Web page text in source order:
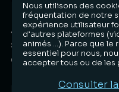
Bignon Lebray
Aerospace dans le
stratégique de
d'euros
Nous utilisons des
fréquentation de notre
expérience utilisateur
d’autres plateformes
animés …). Parce que
essentiel pour nous,
accepter tous ou de les
Consulter